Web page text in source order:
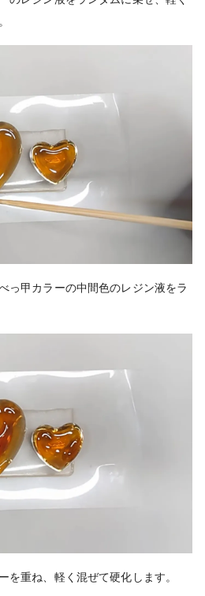
っ甲カラーの中間色のレジン液をラ
を重ね、軽く混ぜて硬化します。